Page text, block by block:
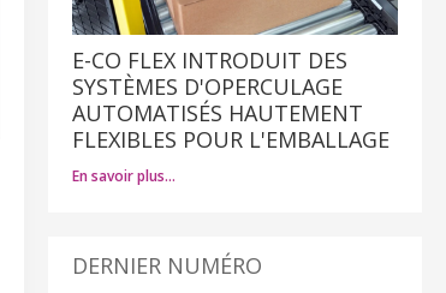
E-CO FLEX INTRODUIT DES
SYSTÈMES D'OPERCULAGE
AUTOMATISÉS HAUTEMENT
FLEXIBLES POUR L'EMBALLAGE
En savoir plus…
DERNIER NUMÉRO